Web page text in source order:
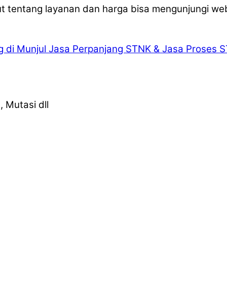
tentang layanan dan harga bisa mengunjungi
di Munjul Jasa Perpanjang STNK & Jasa Proses
Mutasi dll